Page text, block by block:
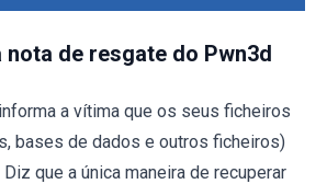
de resgate do Pwn3d
a vítima que os seus ficheiros
bases de dados e outros ficheiros)
que a única maneira de recuperar